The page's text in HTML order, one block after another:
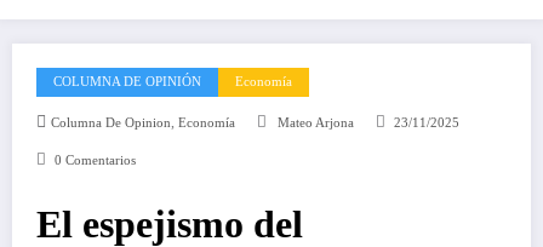
COLUMNA DE OPINIÓN Economía
Columna De Opinion Economía Mateo Arjona 23/11/2025
0 Comentarios
El espejismo del